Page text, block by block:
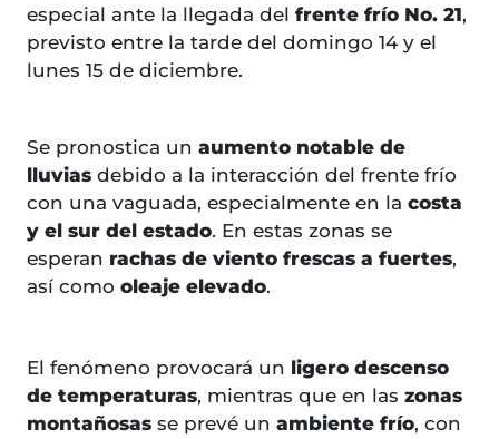
especial ante la llegada del frente frío No. 21,
previsto entre la tarde del domingo 14 y el
lunes 15 de diciembre.
Se pronostica un aumento notable de
lluvias debido a la interacción del frente frío
con una vaguada, especialmente en la costa
y el sur del estado. En estas zonas se
esperan rachas de viento frescas a fuertes,
así como oleaje elevado.
El fenómeno provocará un ligero descenso
de temperaturas, mientras que en las zonas
montañosas se prevé un ambiente frío, con